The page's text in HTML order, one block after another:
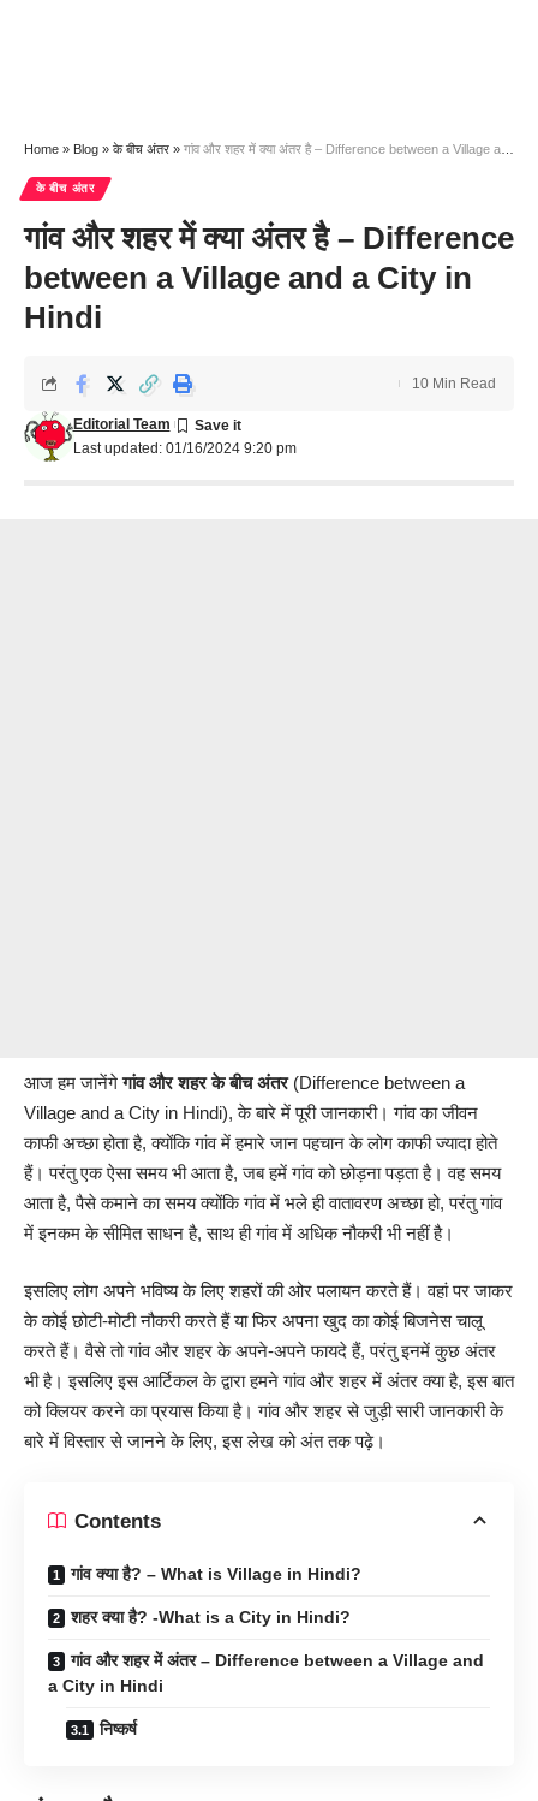
Home » Blog » के बीच अंतर » गांव और शहर में क्या अंतर है – Difference between a Village and a City in Hindi
के बीच अंतर
गांव और शहर में क्या अंतर है – Difference
between a Village and a City in
Hindi
Last updated: 01/16/2024 9:20 pm
Editorial Team
10 Min Read
आज हम जानेंगेगांव और शहर के बीचअंतर(Difference between a
Village and a City in Hindi), के बारे में पूरी जानकारी। गांव का जीवन
काफी अच्छा होता है, क्योंकि गांव में हमारे जान पहचान के लोग काफी ज्यादा होते
हैं। परंतु एक ऐसा समय भी आता है, जब हमें गांव को छोड़ना पड़ता है। वह समय
आता है, पैसे कमाने का समय क्योंकि गांव में भले ही वातावरण अच्छा हो, परंतु गांव
में इनकम के सीमित साधन है, साथ ही गांव में अधिक नौकरी भी नहीं है।
इसलिए लोग अपने भविष्य के लिए शहरों की ओर पलायन करते हैं। वहां पर जाकर
के कोई छोटी-मोटी नौकरी करते हैं या फिर अपना खुद का कोई बिजनेस चालू
करते हैं। वैसे तो गांव और शहर के अपने-अपने फायदे हैं, परंतु इनमें कुछ अंतर
भी है। इसलिए इस आर्टिकल के द्वारा हमने गांव और शहर में अंतर क्या है, इस बात
को क्लियर करने का प्रयास किया है। गांव और शहर से जुड़ी सारी जानकारी के
बारे में विस्तार से जानने के लिए, इस लेख को अंत तक पढ़े।
Contents
गांव क्या है? – What is Village in Hindi?
शहर क्या है? -What is a City in Hindi?
गांव और शहर में अंतर – Difference between a Village and
a City in Hindi
निष्कर्ष